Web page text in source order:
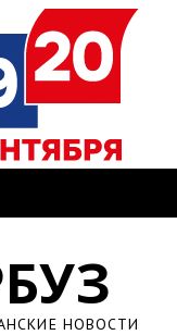
НОВОСТИ